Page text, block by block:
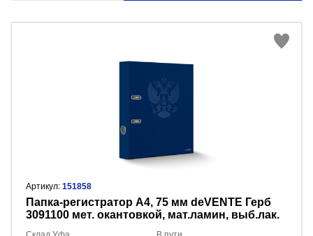
Артикул: 151858
Пaпка-регистратор А4, 75 мм deVENTE Герб
3091100 мет. окантовкой, мат.ламин, выб.лак.